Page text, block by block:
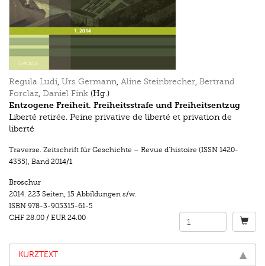
Regula Ludi, Urs Germann, Aline Steinbrecher, Bertrand
Forclaz, Daniel Fink (Hg.)
Entzogene Freiheit. Freiheitsstrafe und Freiheitsentzug
Liberté retirée. Peine privative de liberté et privation de
liberté
Traverse. Zeitschrift für Geschichte – Revue d’histoire (ISSN 1420-
4355), Band 2014/1
Broschur
2014. 223 Seiten, 15 Abbildungen s/w.
ISBN 978-3-905315-61-5
CHF 28.00 / EUR 24.00
KURZTEXT